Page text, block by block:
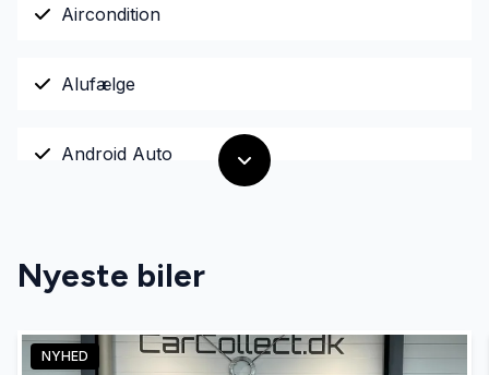
Aircondition
Alufælge
Android Auto
Antispin
Apple CarPlay
Nyeste biler
NYHED